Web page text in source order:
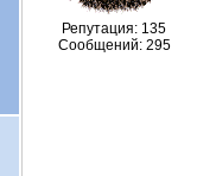
Репутация: 135
Сообщений: 295